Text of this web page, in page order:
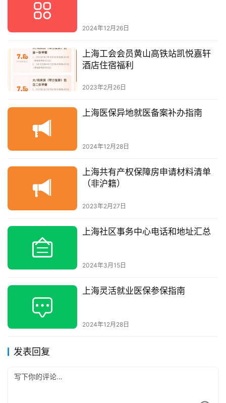
2024年12月26日
上海工会会员黄山高铁站凯悦嘉轩
酒店住宿福利
2023年2月26日
上海医保异地就医备案补办指南
2024年12月28日
上海共有产权保障房申请材料清单
（非沪籍）
2023年2月27日
上海社区事务中心电话和地址汇总
2024年3月15日
上海灵活就业医保参保指南
2024年12月28日
发表回复